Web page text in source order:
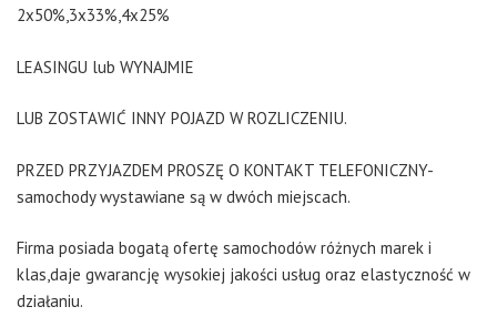
2x50%,3x33%,4x25%
LEASINGU lub WYNAJMIE
LUB ZOSTAWIĆ INNY POJAZD W ROZLICZENIU.
PRZED PRZYJAZDEM PROSZĘ O KONTAKT TELEFONICZNY-
samochody wystawiane są w dwóch miejscach.
Firma posiada bogatą ofertę samochodów różnych marek i
klas,daje gwarancję wysokiej jakości usług oraz elastyczność w
działaniu.